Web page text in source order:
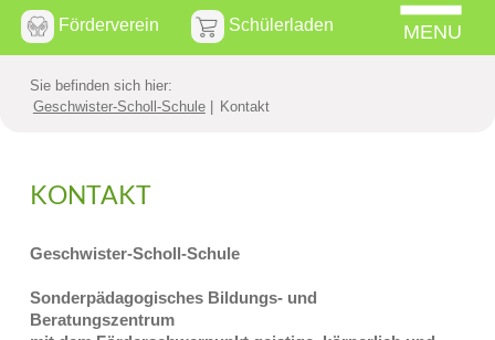
Förderverein Schülerladen MENU
Sie befinden sich hier:
Geschwister-Scholl-Schule
Kontakt
KONTAKT
Geschwister-Scholl-Schule
Sonderpädagogisches Bildungs- und
Beratungszentrum